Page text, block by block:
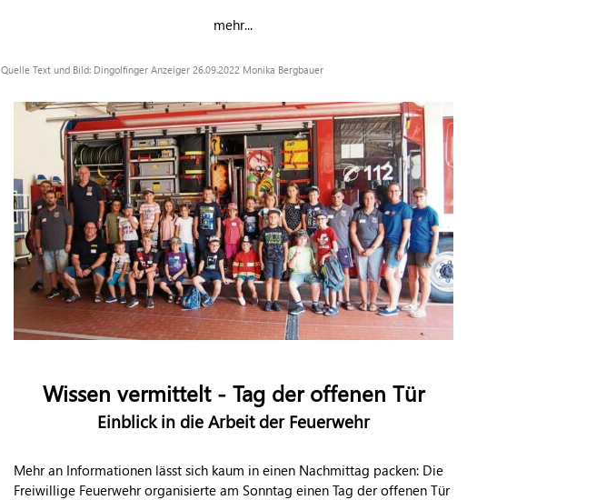
mehr...
Quelle Text und Bild: Dingolfinger Anzeiger 26.09.2022 Monika Bergbauer
Wissen vermittelt - Tag der offenen Tür
Einblick in die Arbeit der Feuerwehr
Mehr an Informationen lässt sich kaum in einen Nachmittag packen: Die
Freiwillige Feuerwehr organisierte am Sonntag einen Tag der offenen Tür